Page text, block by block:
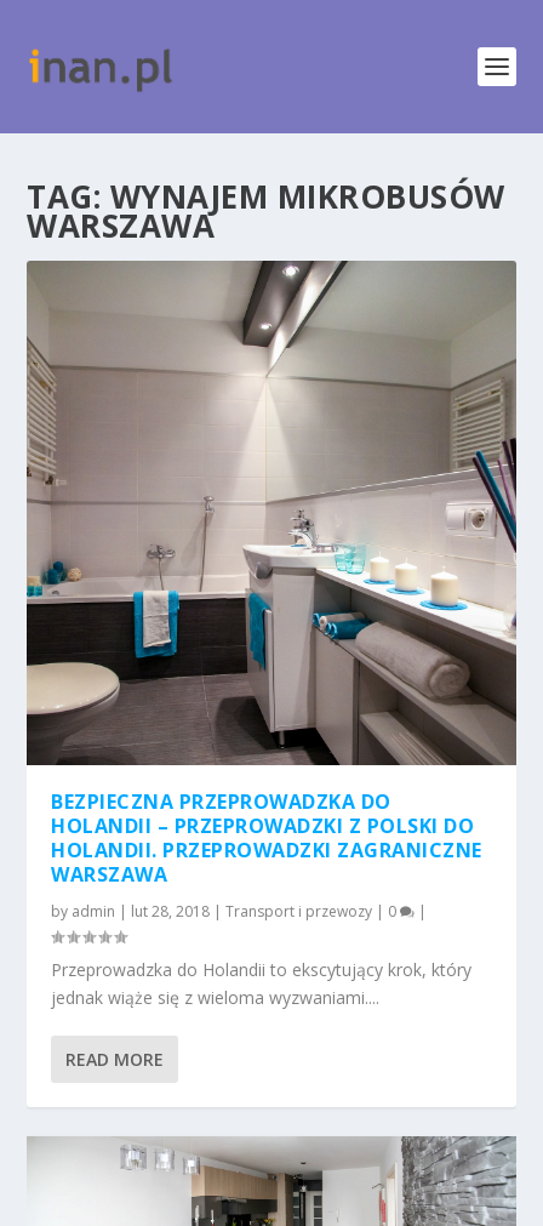
TAG: WYNAJEM MIKROBUSÓW
WARSZAWA
BEZPIECZNA PRZEPROWADZKA DO
HOLANDII – PRZEPROWADZKI Z POLSKI DO
HOLANDII. PRZEPROWADZKI ZAGRANICZNE
WARSZAWA
by admin | lut 28, 2018 |Transport i przewozy | 0 |
Przeprowadzka do Holandii to ekscytujący krok, który
jednak wiąże się z wieloma wyzwaniami....
READ MORE